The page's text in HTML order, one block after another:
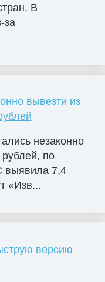
В
за
вывезти из
незаконно
по
выявила 7,4
«Изв...
версию